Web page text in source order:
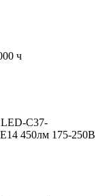
ч
LED-C37-
450лм 175-250В